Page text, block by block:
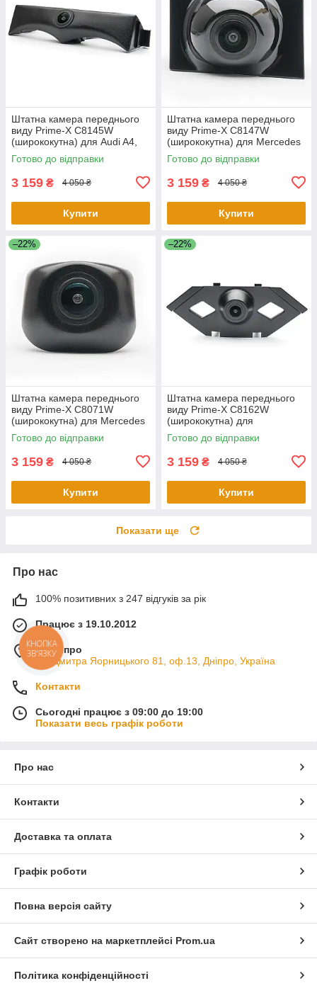
Штатна камера переднього
виду Prime-X C8145W
(ширококутна) для Audi A4,
A4L 2017-2018
Готово до відправки
3 159 ₴ 4 050 ₴
Купити
Штатна камера переднього
виду Prime-X C8147W
(ширококутна) для Mercedes
E-class 2016-2019
Готово до відправки
3 159 ₴ 4 050 ₴
Купити
–22%
Штатна камера переднього
виду Prime-X С8071W
(ширококутна) для Mercedes
S-Class W222, V222, X222
2015-2017
Готово до відправки
3 159 ₴ 4 050 ₴
Купити
–22%
Штатна камера переднього
виду Prime-X C8162W
(ширококутна) для
Volkswagen Tiguan L 2016
2017
Готово до відправки
3 159 ₴ 4 050 ₴
Купити
Показати ще
Про нас
100% позитивних з 247 відгуків за рік
Працює з 19.10.2012
м. Дніпро
пр. Дмитра Яорницького 81, оф.13, Дніпро, Україна
Контакти
Сьогодні працює з 09:00 до 19:00
Показати весь графік роботи
Про нас
Контакти
Доставка та оплата
Графік роботи
Повна версія сайту
Сайт створено на маркетплейсі Prom.ua
Політика конфіденційності
КНОПКА
ЗВ'ЯЗКУ